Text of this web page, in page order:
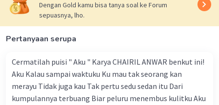
Teks 2: Kritik sosial mengenai keadilan dalam penyaluran
bantuan pemerintah.
SEMOGA MEMBANTU YAA ☺️
Beri Rating
Zahira S Level 73
Dengan Gold kamu bisa tanya soal ke Forum
sepuasnya, lho.
Pertanyaan serupa
Cermatilah puisi " Aku " Karya CHAIRIL ANWAR benkut ini!
Aku Kalau sampai waktuku Ku mau tak seorang kan
merayu Tidak juga kau Tak pertu sedu sedan itu Dari
kumpulannya terbuang Biar peluru menembus kulitku Aku